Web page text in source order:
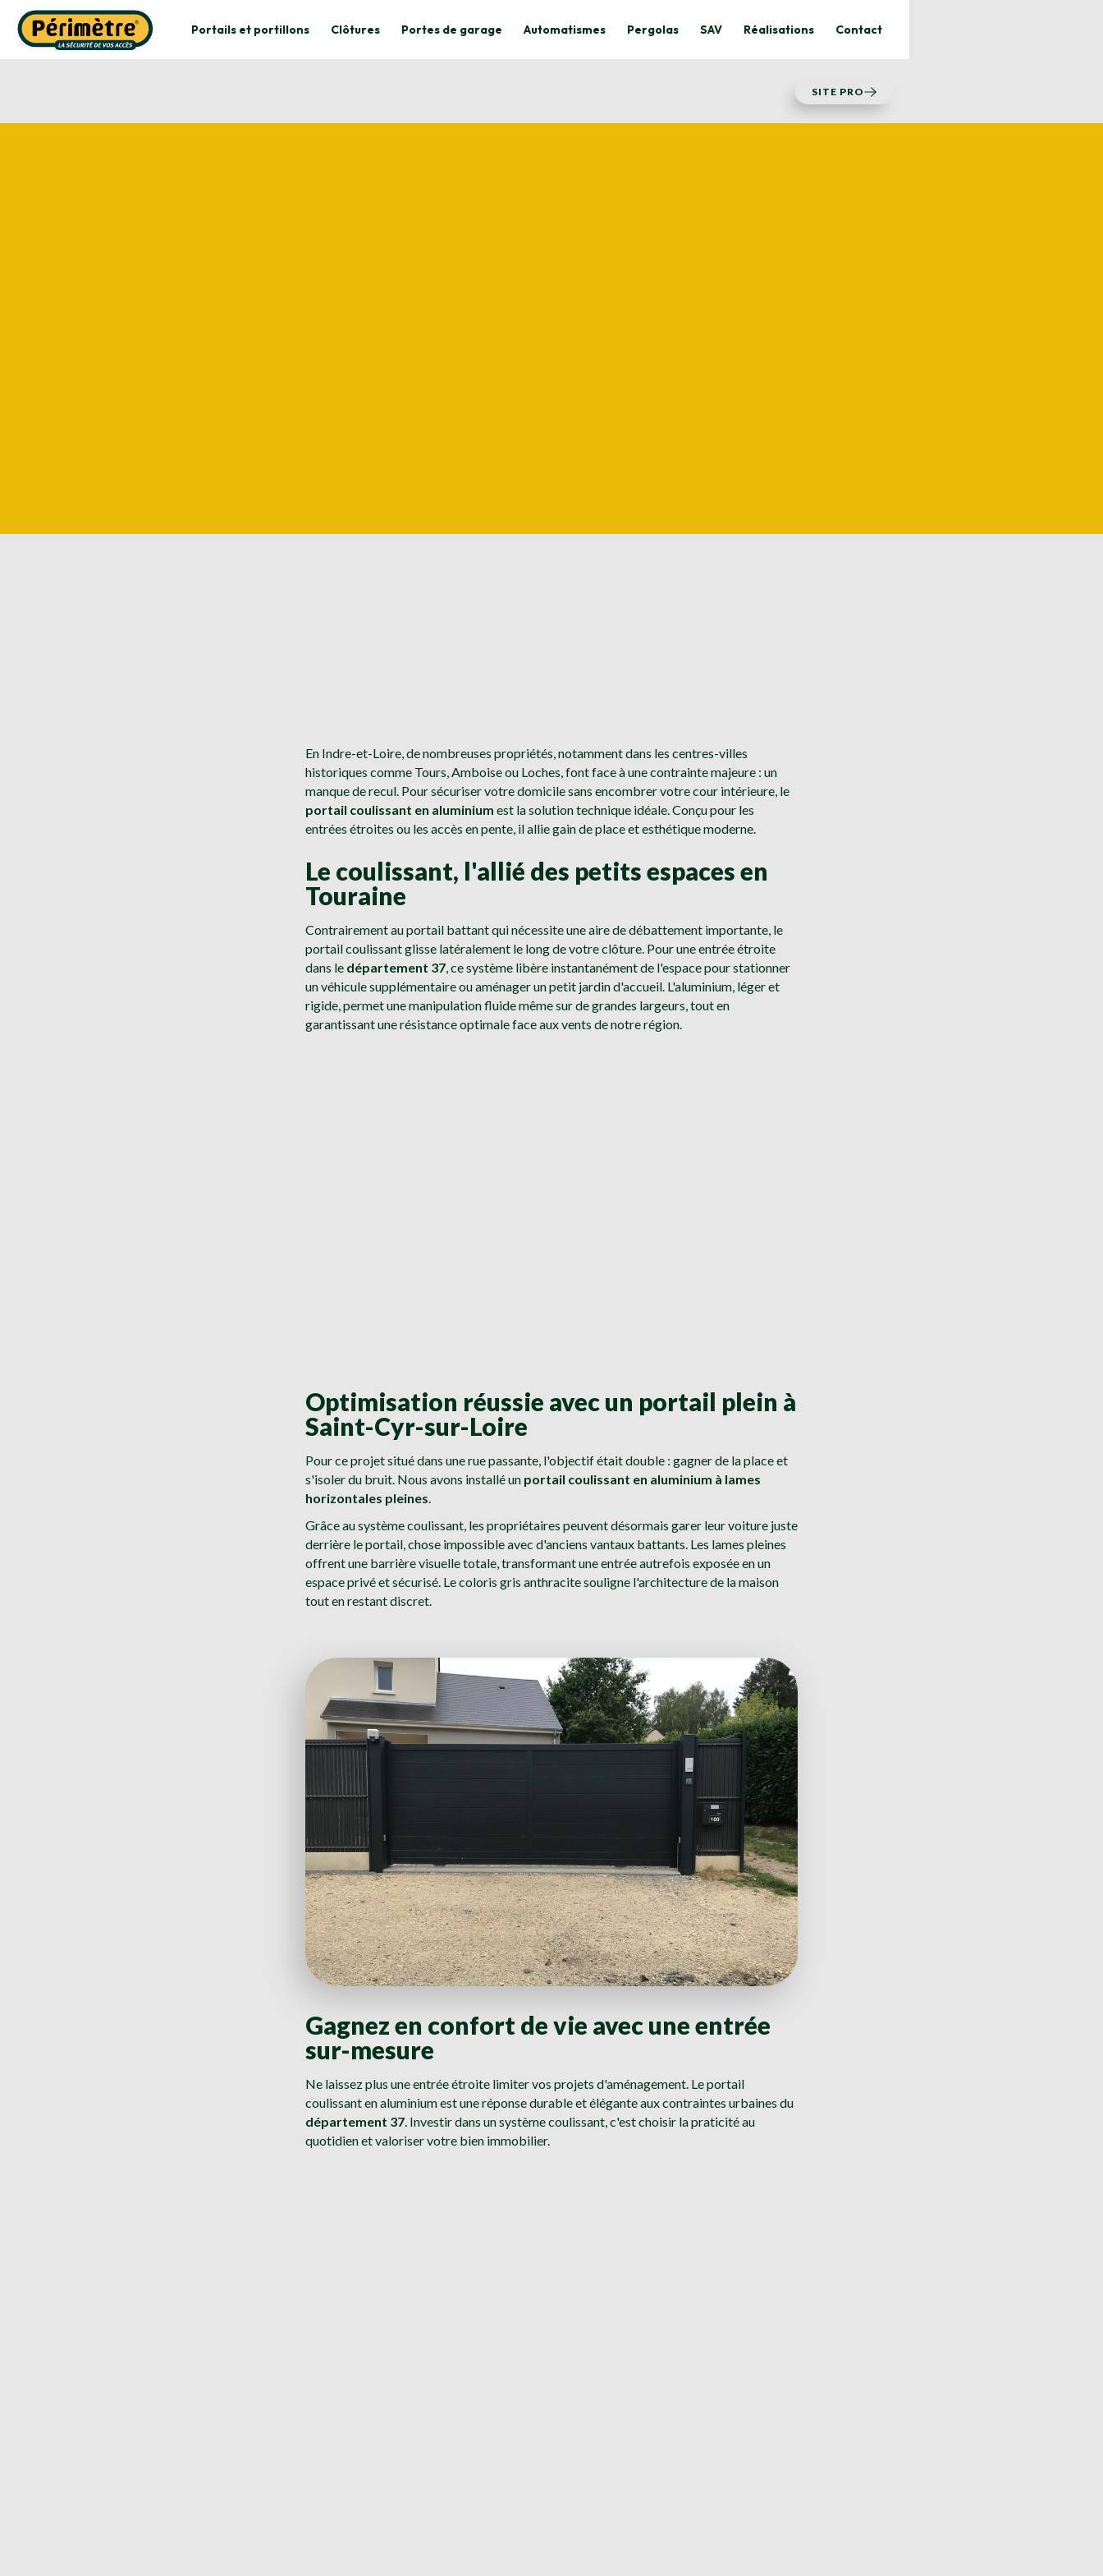
Portails et portillons Clôtures Portes de garage Automatismes Pergolas SAV Réalisations Contact
SITE PRO
En Indre-et-Loire, de nombreuses propriétés, notamment dans les centres-villes
historiques comme Tours, Amboise ou Loches, font face à une contrainte majeure : un
manque de recul. Pour sécuriser votre domicile sans encombrer votre cour intérieure, le
portail coulissant en aluminium est la solution technique idéale. Conçu pour les
entrées étroites ou les accès en pente, il allie gain de place et esthétique moderne.
Le coulissant, l'allié des petits espaces en
Touraine
Contrairement au portail battant qui nécessite une aire de débattement importante, le
portail coulissant glisse latéralement le long de votre clôture. Pour une entrée étroite
dans le département 37, ce système libère instantanément de l'espace pour stationner
un véhicule supplémentaire ou aménager un petit jardin d'accueil. L'aluminium, léger et
rigide, permet une manipulation fluide même sur de grandes largeurs, tout en
garantissant une résistance optimale face aux vents de notre région.
Optimisation réussie avec un portail plein à
Saint-Cyr-sur-Loire
Pour ce projet situé dans une rue passante, l'objectif était double : gagner de la place et
s'isoler du bruit. Nous avons installé un portail coulissant en aluminium à lames
horizontales pleines.
Grâce au système coulissant, les propriétaires peuvent désormais garer leur voiture juste
derrière le portail, chose impossible avec d'anciens vantaux battants. Les lames pleines
offrent une barrière visuelle totale, transformant une entrée autrefois exposée en un
espace privé et sécurisé. Le coloris gris anthracite souligne l'architecture de la maison
tout en restant discret.
Gagnez en confort de vie avec une entrée
sur-mesure
Ne laissez plus une entrée étroite limiter vos projets d'aménagement. Le portail
coulissant en aluminium est une réponse durable et élégante aux contraintes urbaines du
département 37. Investir dans un système coulissant, c'est choisir la praticité au
quotidien et valoriser votre bien immobilier.